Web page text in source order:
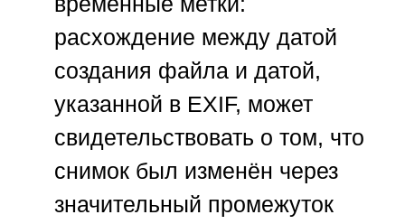
расхождение между датой
создания файла и датой,
указанной в EXIF, может
свидетельствовать о том, что
снимок был изменён через
значительный промежуток